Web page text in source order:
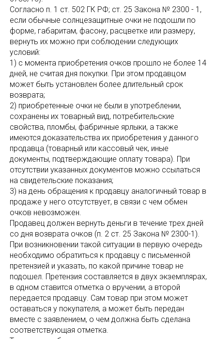
Согласно п. 1 ст. 502 ГК РФ; ст. 25 Закона № 2300 - 1,
если обычные солнцезащитные очки не подошли по
форме, габаритам, фасону, расцветке или размеру,
вернуть их можно при соблюдении следующих
условий:
1) с момента приобретения очков прошло не более 14
дней, не считая дня покупки. При этом продавцом
может быть установлен более длительный срок
возврата;
2) приобретенные очки не были в употреблении,
сохранены их товарный вид, потребительские
свойства, пломбы, фабричные ярлыки, а также
имеются доказательства их приобретения у данного
продавца (товарный или кассовый чек, иные
документы, подтверждающие оплату товара). При
отсутствии указанных документов можно ссылаться
на свидетельские показания;
3) на день обращения к продавцу аналогичный товар в
продаже у него отсутствует, в связи с чем обмен
очков невозможен.
Продавец должен вернуть деньги в течение трех дней
со дня возврата очков (п. 2 ст. 25 Закона № 2300-1).
При возникновении такой ситуации в первую очередь
необходимо обратиться к продавцу с письменной
претензией и указать, по какой причине товар не
подошел. Претензия составляется в двух экземплярах,
в одном ставится отметка о вручении, а второй
передается продавцу. Сам товар при этом может
оставаться у покупателя, а может быть передан
вместе с заявлением, о чем должна быть сделана
соответствующая отметка.